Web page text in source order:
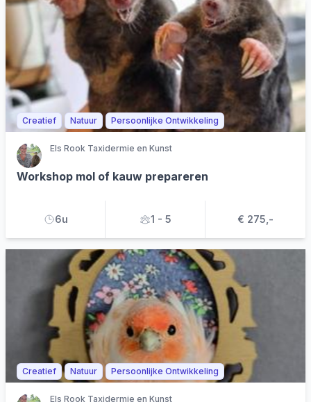
Creatief Natuur Persoonlijke Ontwikkeling
Els Rook Taxidermie en Kunst
Workshop mol of kauw prepareren
6u 1 - 5 € 275,-
Creatief Natuur Persoonlijke Ontwikkeling
Els Rook Taxidermie en Kunst